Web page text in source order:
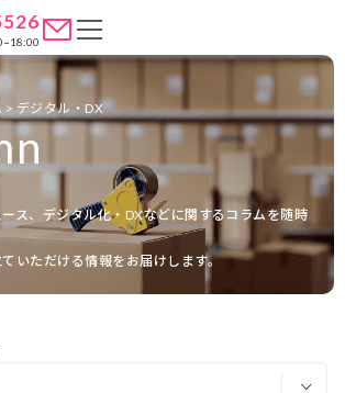
ス、デジタル化・DXなどに関するコラムを随時
いただける情報をお届けします。
>デジタル・DX